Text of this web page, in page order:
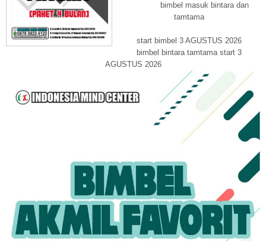
bimbel masuk bintara dan
tamtama
start bimbel 3 AGUSTUS 2026
bimbel bintara tamtama start 3
AGUSTUS 2026